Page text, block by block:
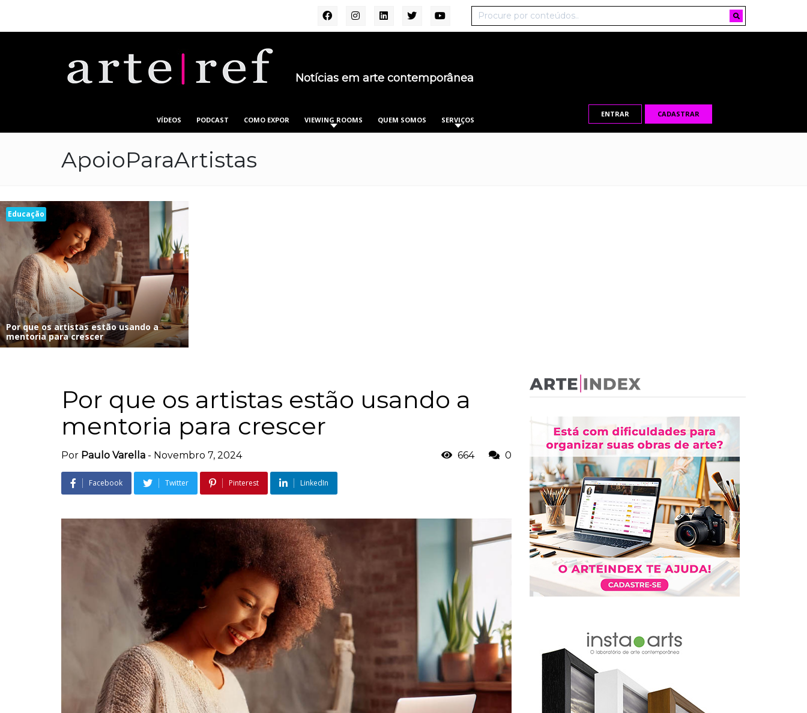
Notícias em arte contemporânea
VÍDEOS PODCAST COMO EXPOR VIEWING ROOMS QUEM SOMOS SERVIÇOS
ENTRAR CADASTRAR
ApoioParaArtistas
Educação
Por que os artistas estão usando a
mentoria para crescer
Por que os artistas estão usando a
mentoria para crescer
Por Paulo Varella - Novembro 7, 2024 664 0
Facebook Twitter Pinterest LinkedIn